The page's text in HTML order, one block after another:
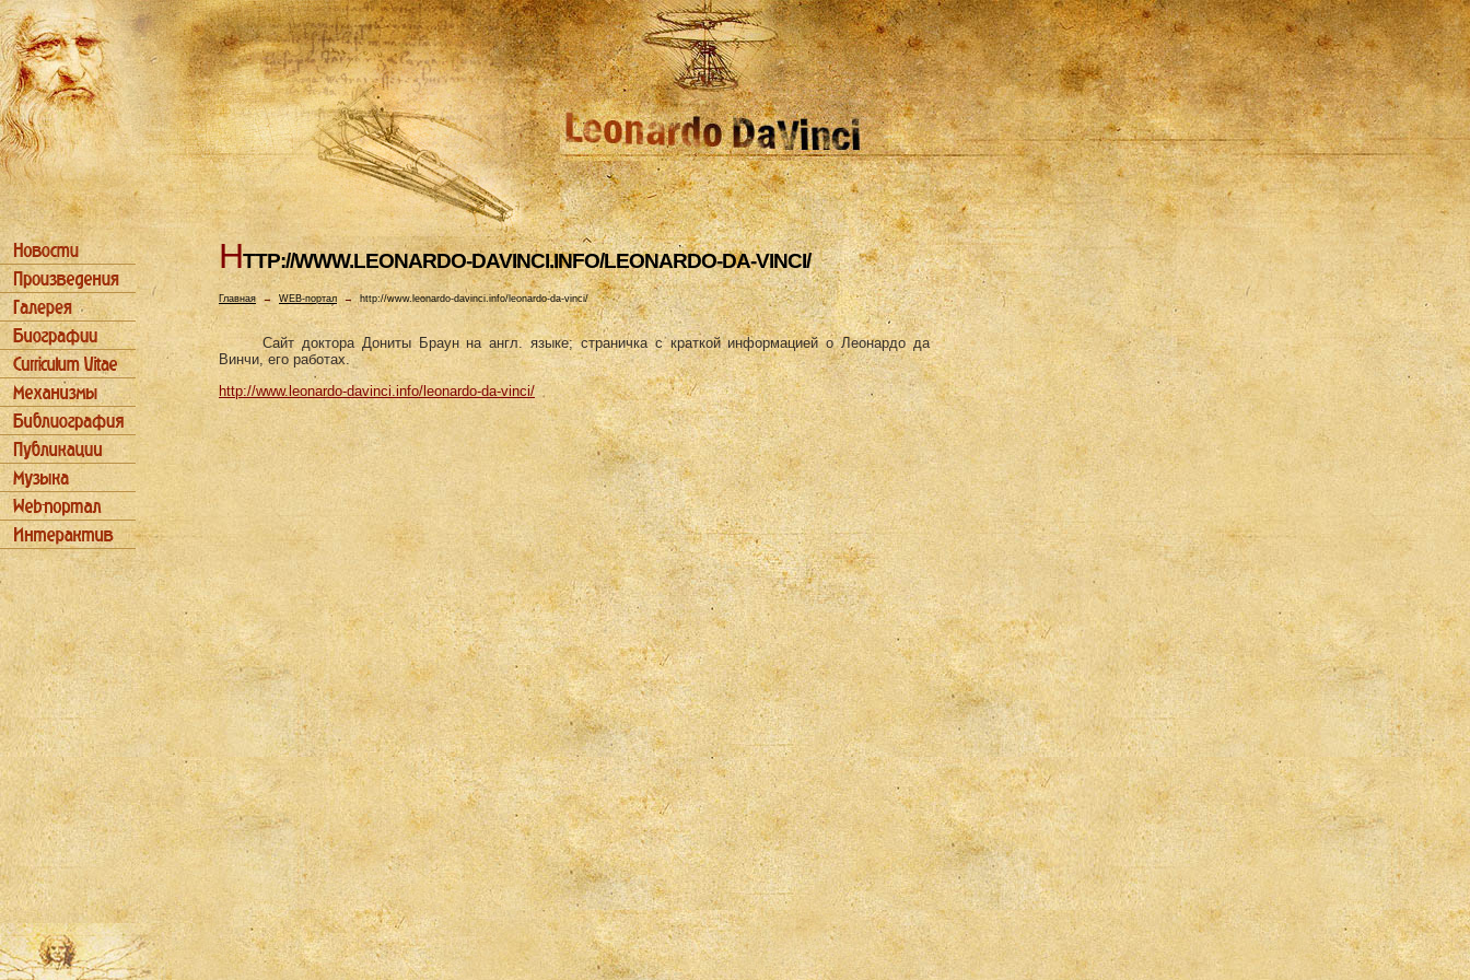
HTTP://WWW.LEONARDO-DAVINCI.INFO/LEONARDO-DA-VINCI/
Главная→ WEB-портал → http://www.leonardo-davinci.info/leonardo-da-vinci/
Сайт доктора Дониты Браун на англ. языке; страничка с краткой информацией о Леонардо да
Винчи, его работах.
http://www.leonardo-davinci.info/leonardo-da-vinci/